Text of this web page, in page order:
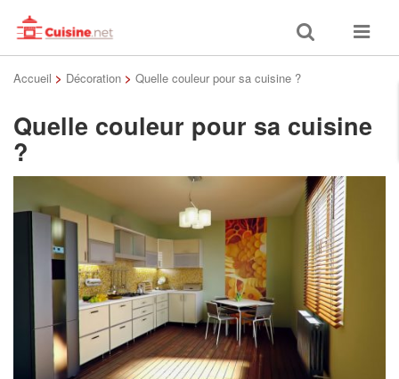
Toggle
search
Toggle
Accueil > Décoration > Quelle couleur pour sa cuisine ?
Quelle couleur pour sa cuisine
?